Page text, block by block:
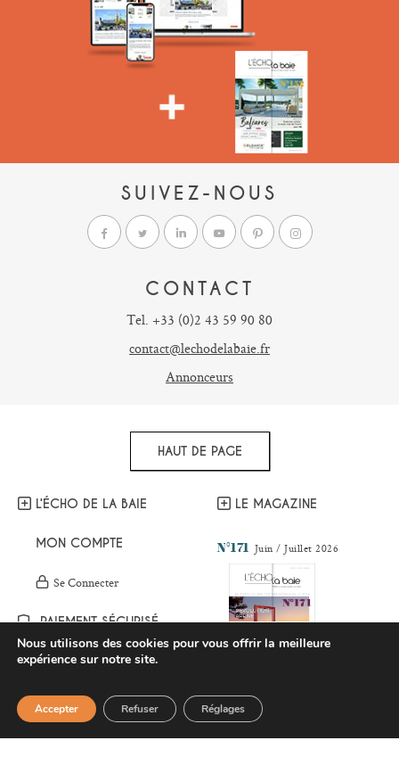
SUIVEZ-NOUS
CONTACT
Tel. +33 (0)2 43 59 90 80
contact@lechodelabaie.fr
Annonceurs
HAUT DE PAGE
L’ÉCHO DE LA BAIE
MON COMPTE
Se Connecter
PAIEMENT SÉCURISÉ
INDEX PRO
ÉVÉNEMENTS
ANNONCEURS
LE MAGAZINE
N°171 Juin / Juillet 2026
JE M’ABONNE
Pour répondre au mieux à vos
questions, vous pouvez nous
Nous utilisons des cookies pour vous offrir la meilleure
expérience sur notre site.
Accepter Refuser Réglages